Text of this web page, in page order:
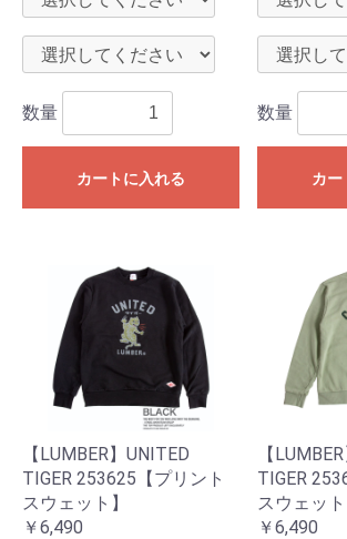
数量
カートに入れる
数量
カー
【LUMBER】UNITED
TIGER 253625【プリント
スウェット】
￥6,490
【
TIGER
スウェット
￥6,490